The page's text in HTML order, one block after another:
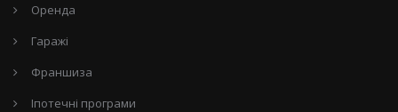
Оренда
Гаражі
Франшиза
Іпотечні програми